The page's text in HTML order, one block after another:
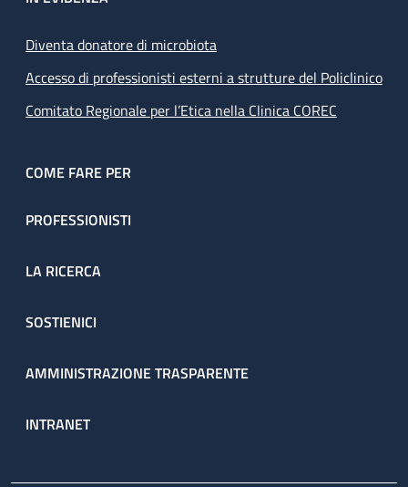
Diventa donatore di microbiota
Accesso di professionisti esterni a strutture del Policlinico
Comitato Regionale per l’Etica nella Clinica COREC
COME FARE PER
PROFESSIONISTI
LA RICERCA
SOSTIENICI
AMMINISTRAZIONE TRASPARENTE
INTRANET